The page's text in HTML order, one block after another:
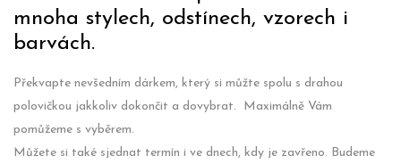
mnoha stylech, odstínech, vzorech i
barvách.
Překvapte nevšedním dárkem, který si můžte spolu s drahou
polovičkou jakkoliv dokončit a dovybrat. Maximálně Vám
pomůžeme s vyběrem.
Můžete si také sjednat termín i ve dnech, kdy je zavřeno. Budeme